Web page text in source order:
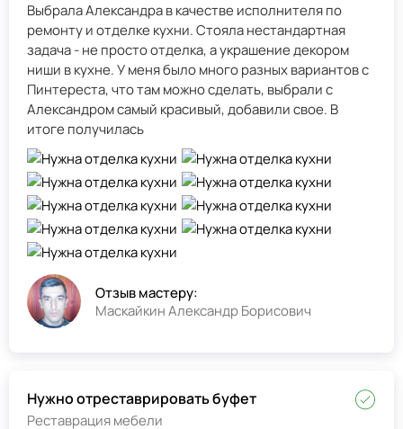
Выбрала Александра в качестве исполнителя по
ремонту и отделке кухни. Стояла нестандартная
задача - не просто отделка, а украшение декором
ниши в кухне. У меня было много разных вариантов с
Пинтереста, что там можно сделать, выбрали с
Александром самый красивый, добавили свое. В
итоге получилась
Отзыв мастеру:
Маскайкин Александр Борисович
Нужно отреставрировать буфет
Реставрация мебели